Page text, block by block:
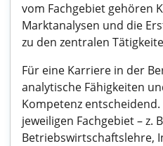
vom Fachgebiet gehören
Marktanalysen und die
zu den zentralen
Für eine Karriere in der
analytische Fähigkeiten
Kompetenz
jeweiligen Fachgebiet – z.
Betriebswirtschaftslehre,